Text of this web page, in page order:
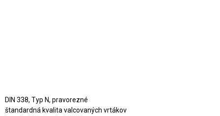
DIN 338, Typ N, pravorezné
štandardná kvalita valcovaných vrtákov